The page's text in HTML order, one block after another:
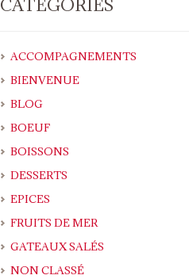
CATÉGORIES
ACCOMPAGNEMENTS
BIENVENUE
BLOG
BOEUF
BOISSONS
DESSERTS
EPICES
FRUITS DE MER
GATEAUX SALÉS
NON CLASSÉ